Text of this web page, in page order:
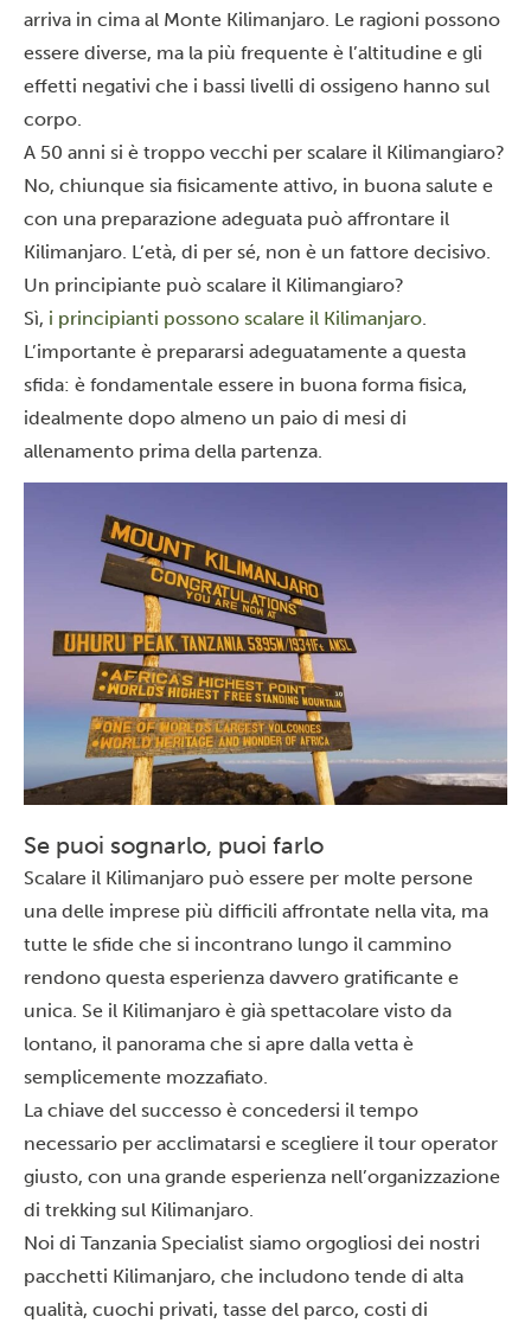
arriva in cima al Monte Kilimanjaro. Le ragioni possono
essere diverse, ma la più frequente è l’altitudine e gli
effetti negativi che i bassi livelli di ossigeno hanno sul
corpo.
A 50 anni si è troppo vecchi per scalare il Kilimangiaro?
No, chiunque sia fisicamente attivo, in buona salute e
con una preparazione adeguata può affrontare il
Kilimanjaro. L’età, di per sé, non è un fattore decisivo.
Un principiante può scalare il Kilimangiaro?
Sì, i principianti possono scalare il Kilimanjaro.
L’importante è prepararsi adeguatamente a questa
sfida: è fondamentale essere in buona forma fisica,
idealmente dopo almeno un paio di mesi di
allenamento prima della partenza.
Se puoi sognarlo, puoi farlo
Scalare il Kilimanjaro può essere per molte persone
una delle imprese più difficili affrontate nella vita, ma
tutte le sfide che si incontrano lungo il cammino
rendono questa esperienza davvero gratificante e
unica. Se il Kilimanjaro è già spettacolare visto da
lontano, il panorama che si apre dalla vetta è
semplicemente mozzafiato.
La chiave del successo è concedersi il tempo
necessario per acclimatarsi e scegliere il tour operator
giusto, con una grande esperienza nell’organizzazione
di trekking sul Kilimanjaro.
Noi di Tanzania Specialist siamo orgogliosi dei nostri
pacchetti Kilimanjaro, che includono tende di alta
qualità, cuochi privati, tasse del parco, costi di